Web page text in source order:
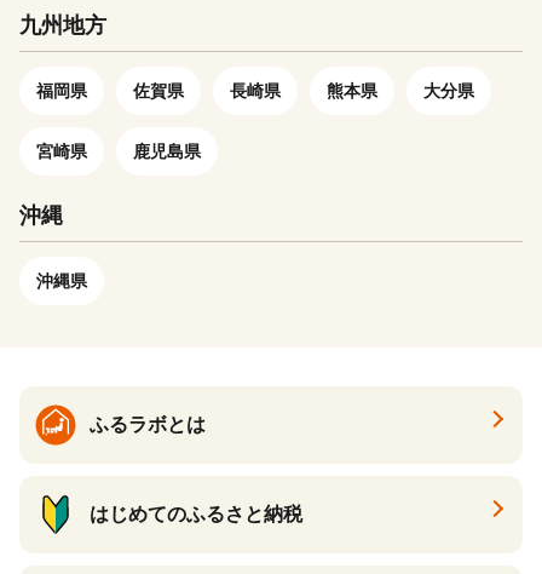
九州地方
福岡県 佐賀県 長崎県 熊本県 大分県
宮崎県 鹿児島県
沖縄
沖縄県
ふるラボとは
はじめてのふるさと納税